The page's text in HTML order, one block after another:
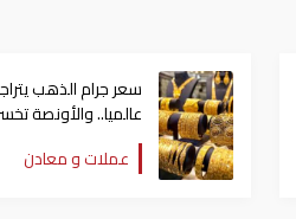
سعر جرام الذهب
دولارات جدد
عملات و معادن